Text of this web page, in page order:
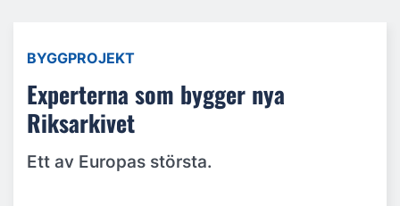
BYGGPROJEKT
Experterna som bygger nya
Riksarkivet
Ett av Europas största.